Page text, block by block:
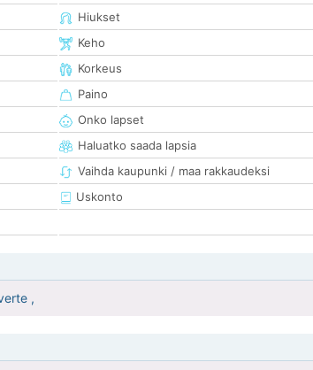
Hiukset
Keho
Korkeus
Paino
Onko lapset
Haluatko saada lapsia
Vaihda kaupunki / maa rakkaudeksi
Uskonto
,